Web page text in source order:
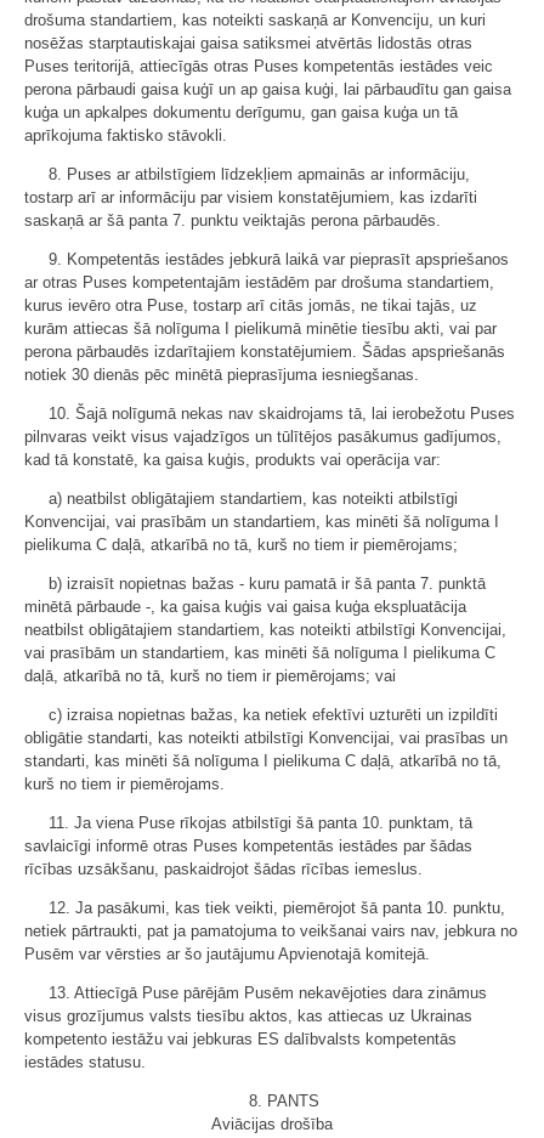
drošuma standartiem, kas noteikti saskaņā ar Konvenciju, un kuri
nosēžas starptautiskajai gaisa satiksmei atvērtās lidostās otras
Puses teritorijā, attiecīgās otras Puses kompetentās iestādes veic
perona pārbaudi gaisa kuģī un ap gaisa kuģi, lai pārbaudītu gan gaisa
kuģa un apkalpes dokumentu derīgumu, gan gaisa kuģa un tā
aprīkojuma faktisko stāvokli.
8. Puses ar atbilstīgiem līdzekļiem apmainās ar informāciju,
tostarp arī ar informāciju par visiem konstatējumiem, kas izdarīti
saskaņā ar šā panta 7. punktu veiktajās perona pārbaudēs.
9. Kompetentās iestādes jebkurā laikā var pieprasīt apspriešanos
ar otras Puses kompetentajām iestādēm par drošuma standartiem,
kurus ievēro otra Puse, tostarp arī citās jomās, ne tikai tajās, uz
kurām attiecas šā nolīguma I pielikumā minētie tiesību akti, vai par
perona pārbaudēs izdarītajiem konstatējumiem. Šādas apspriešanās
notiek 30 dienās pēc minētā pieprasījuma iesniegšanas.
10. Šajā nolīgumā nekas nav skaidrojams tā, lai ierobežotu Puses
pilnvaras veikt visus vajadzīgos un tūlītējos pasākumus gadījumos,
kad tā konstatē, ka gaisa kuģis, produkts vai operācija var:
a) neatbilst obligātajiem standartiem, kas noteikti atbilstīgi
Konvencijai, vai prasībām un standartiem, kas minēti šā nolīguma I
pielikuma C daļā, atkarībā no tā, kurš no tiem ir piemērojams;
b) izraisīt nopietnas bažas - kuru pamatā ir šā panta 7. punktā
minētā pārbaude -, ka gaisa kuģis vai gaisa kuģa ekspluatācija
neatbilst obligātajiem standartiem, kas noteikti atbilstīgi Konvencijai,
vai prasībām un standartiem, kas minēti šā nolīguma I pielikuma C
daļā, atkarībā no tā, kurš no tiem ir piemērojams; vai
c) izraisa nopietnas bažas, ka netiek efektīvi uzturēti un izpildīti
obligātie standarti, kas noteikti atbilstīgi Konvencijai, vai prasības un
standarti, kas minēti šā nolīguma I pielikuma C daļā, atkarībā no tā,
kurš no tiem ir piemērojams.
11. Ja viena Puse rīkojas atbilstīgi šā panta 10. punktam, tā
savlaicīgi informē otras Puses kompetentās iestādes par šādas
rīcības uzsākšanu, paskaidrojot šādas rīcības iemeslus.
12. Ja pasākumi, kas tiek veikti, piemērojot šā panta 10. punktu,
netiek pārtraukti, pat ja pamatojuma to veikšanai vairs nav, jebkura no
Pusēm var vērsties ar šo jautājumu Apvienotajā komitejā.
13. Attiecīgā Puse pārējām Pusēm nekavējoties dara zināmus
visus grozījumus valsts tiesību aktos, kas attiecas uz Ukrainas
kompetento iestāžu vai jebkuras ES dalībvalsts kompetentās
iestādes statusu.
8. PANTS
Aviācijas drošība